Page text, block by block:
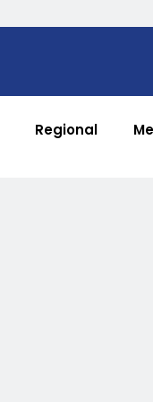
Regional